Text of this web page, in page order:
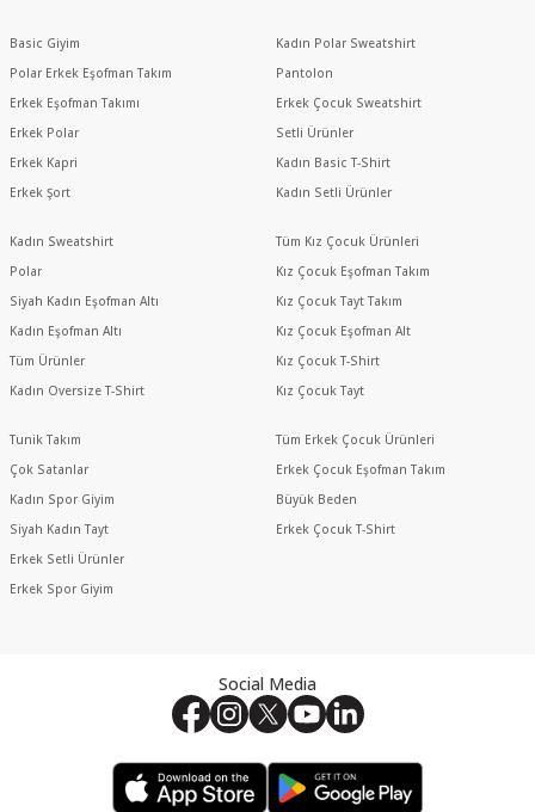
Social Media
Basic Giyim
Polar Erkek Eşofman Takım
Erkek Eşofman Takımı
Erkek Polar
Erkek Kapri
Erkek Şort
Kadın Sweatshirt
Polar
Siyah Kadın Eşofman Altı
Kadın Eşofman Altı
Tüm Ürünler
Kadın Oversize T-Shirt
Tunik Takım
Çok Satanlar
Kadın Spor Giyim
Siyah Kadın Tayt
Erkek Setli Ürünler
Erkek Spor Giyim
Kadın Polar Sweatshirt
Pantolon
Erkek Çocuk Sweatshirt
Setli Ürünler
Kadın Basic T-Shirt
Kadın Setli Ürünler
Tüm Kız Çocuk Ürünleri
Kız Çocuk Eşofman Takım
Kız Çocuk Tayt Takım
Kız Çocuk Eşofman Alt
Kız Çocuk T-Shirt
Kız Çocuk Tayt
Tüm Erkek Çocuk Ürünleri
Erkek Çocuk Eşofman Takım
Büyük Beden
Erkek Çocuk T-Shirt